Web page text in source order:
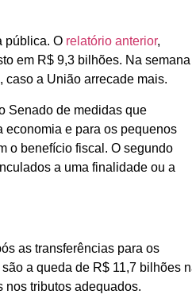
pública. O relatório anterior,
em R$ 9,3 bilhões. Na semana
caso a União arrecade mais.
Senado de medidas que
economia e para os pequenos
o benefício fiscal. O segundo
a uma finalidade ou a
as transferências para os
a queda de R$ 11,7 bilhões
nos tributos adequados.